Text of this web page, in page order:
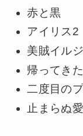
赤と黒
アイリス2
美賊イル
帰ってき
二度目の
止まらぬ愛